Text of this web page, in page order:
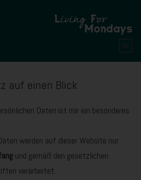
auf einen Blick
Daten ist mir ein besonderes
werden auf dieser Website nur
und gemäß den gesetzlichen
verarbeitet.